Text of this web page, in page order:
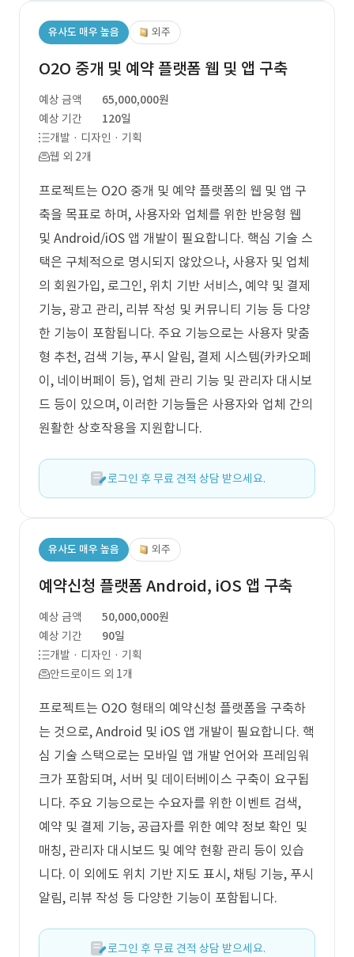
유사도 매우 높음 외주
O2O 중개 및 예약 플랫폼 웹 및 앱 구축
예상 금액
65,000,000원
예상 기간
120일
개발 · 디자인 · 기획
웹 외 2개
프로젝트는 O2O 중개 및 예약 플랫폼의 웹 및 앱 구
축을 목표로 하며, 사용자와 업체를 위한 반응형 웹
및 Android/iOS 앱 개발이 필요합니다. 핵심 기술 스
택은 구체적으로 명시되지 않았으나, 사용자 및 업체
의 회원가입, 로그인, 위치 기반 서비스, 예약 및 결제
기능, 광고 관리, 리뷰 작성 및 커뮤니티 기능 등 다양
한 기능이 포함됩니다. 주요 기능으로는 사용자 맞춤
형 추천, 검색 기능, 푸시 알림, 결제 시스템(카카오페
이, 네이버페이 등), 업체 관리 기능 및 관리자 대시보
드 등이 있으며, 이러한 기능들은 사용자와 업체 간의
원활한 상호작용을 지원합니다.
로그인 후 무료 견적 상담 받으세요.
유사도 매우 높음 외주
예약신청 플랫폼 Android, iOS 앱 구축
예상 금액
50,000,000원
예상 기간
90일
개발 · 디자인 · 기획
안드로이드 외 1개
프로젝트는 O2O 형태의 예약신청 플랫폼을 구축하
는 것으로, Android 및 iOS 앱 개발이 필요합니다. 핵
심 기술 스택으로는 모바일 앱 개발 언어와 프레임워
크가 포함되며, 서버 및 데이터베이스 구축이 요구됩
니다. 주요 기능으로는 수요자를 위한 이벤트 검색,
예약 및 결제 기능, 공급자를 위한 예약 정보 확인 및
매칭, 관리자 대시보드 및 예약 현황 관리 등이 있습
니다. 이 외에도 위치 기반 지도 표시, 채팅 기능, 푸시
알림, 리뷰 작성 등 다양한 기능이 포함됩니다.
로그인 후 무료 견적 상담 받으세요.